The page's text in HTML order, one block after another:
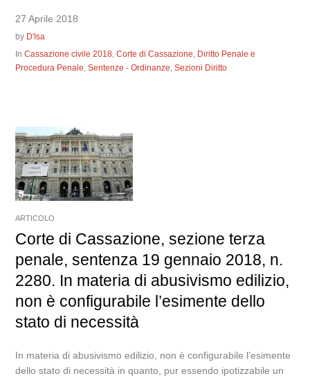
27 Aprile 2018
by D'Isa
InCassazione civile 2018,Corte di Cassazione, Diritto Penale e
Procedura Penale,Sentenze - Ordinanze,Sezioni Diritto
ARTICOLO
Corte di Cassazione, sezione terza
penale, sentenza 19 gennaio 2018, n.
2280. In materia di abusivismo edilizio,
non è configurabile l’esimente dello
stato di necessità
In materia di abusivismo edilizio, non è configurabile l’esimente
dello stato di necessità in quanto, pur essendo ipotizzabile un